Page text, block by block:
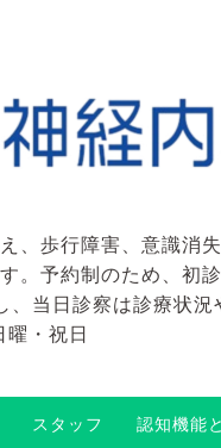
、歩行障害、意識消
。予約制のため、初
当日診察は診療状
・祝日
スタッフ 認知機能